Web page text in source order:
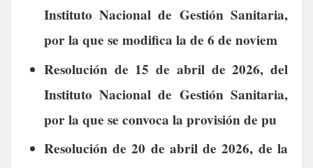
Instituto Nacional de Gestión Sanitaria,
por la que se modifica la de 6 de noviem
Resolución de 15 de abril de 2026, del
Instituto Nacional de Gestión Sanitaria,
por la que se convoca la provisión de pu
Resolución de 20 de abril de 2026, de la